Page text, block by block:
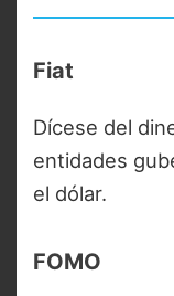
Fiat
Dícese del
entidades
el dólar.
FOMO